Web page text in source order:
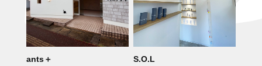
ants＋
S.O.L